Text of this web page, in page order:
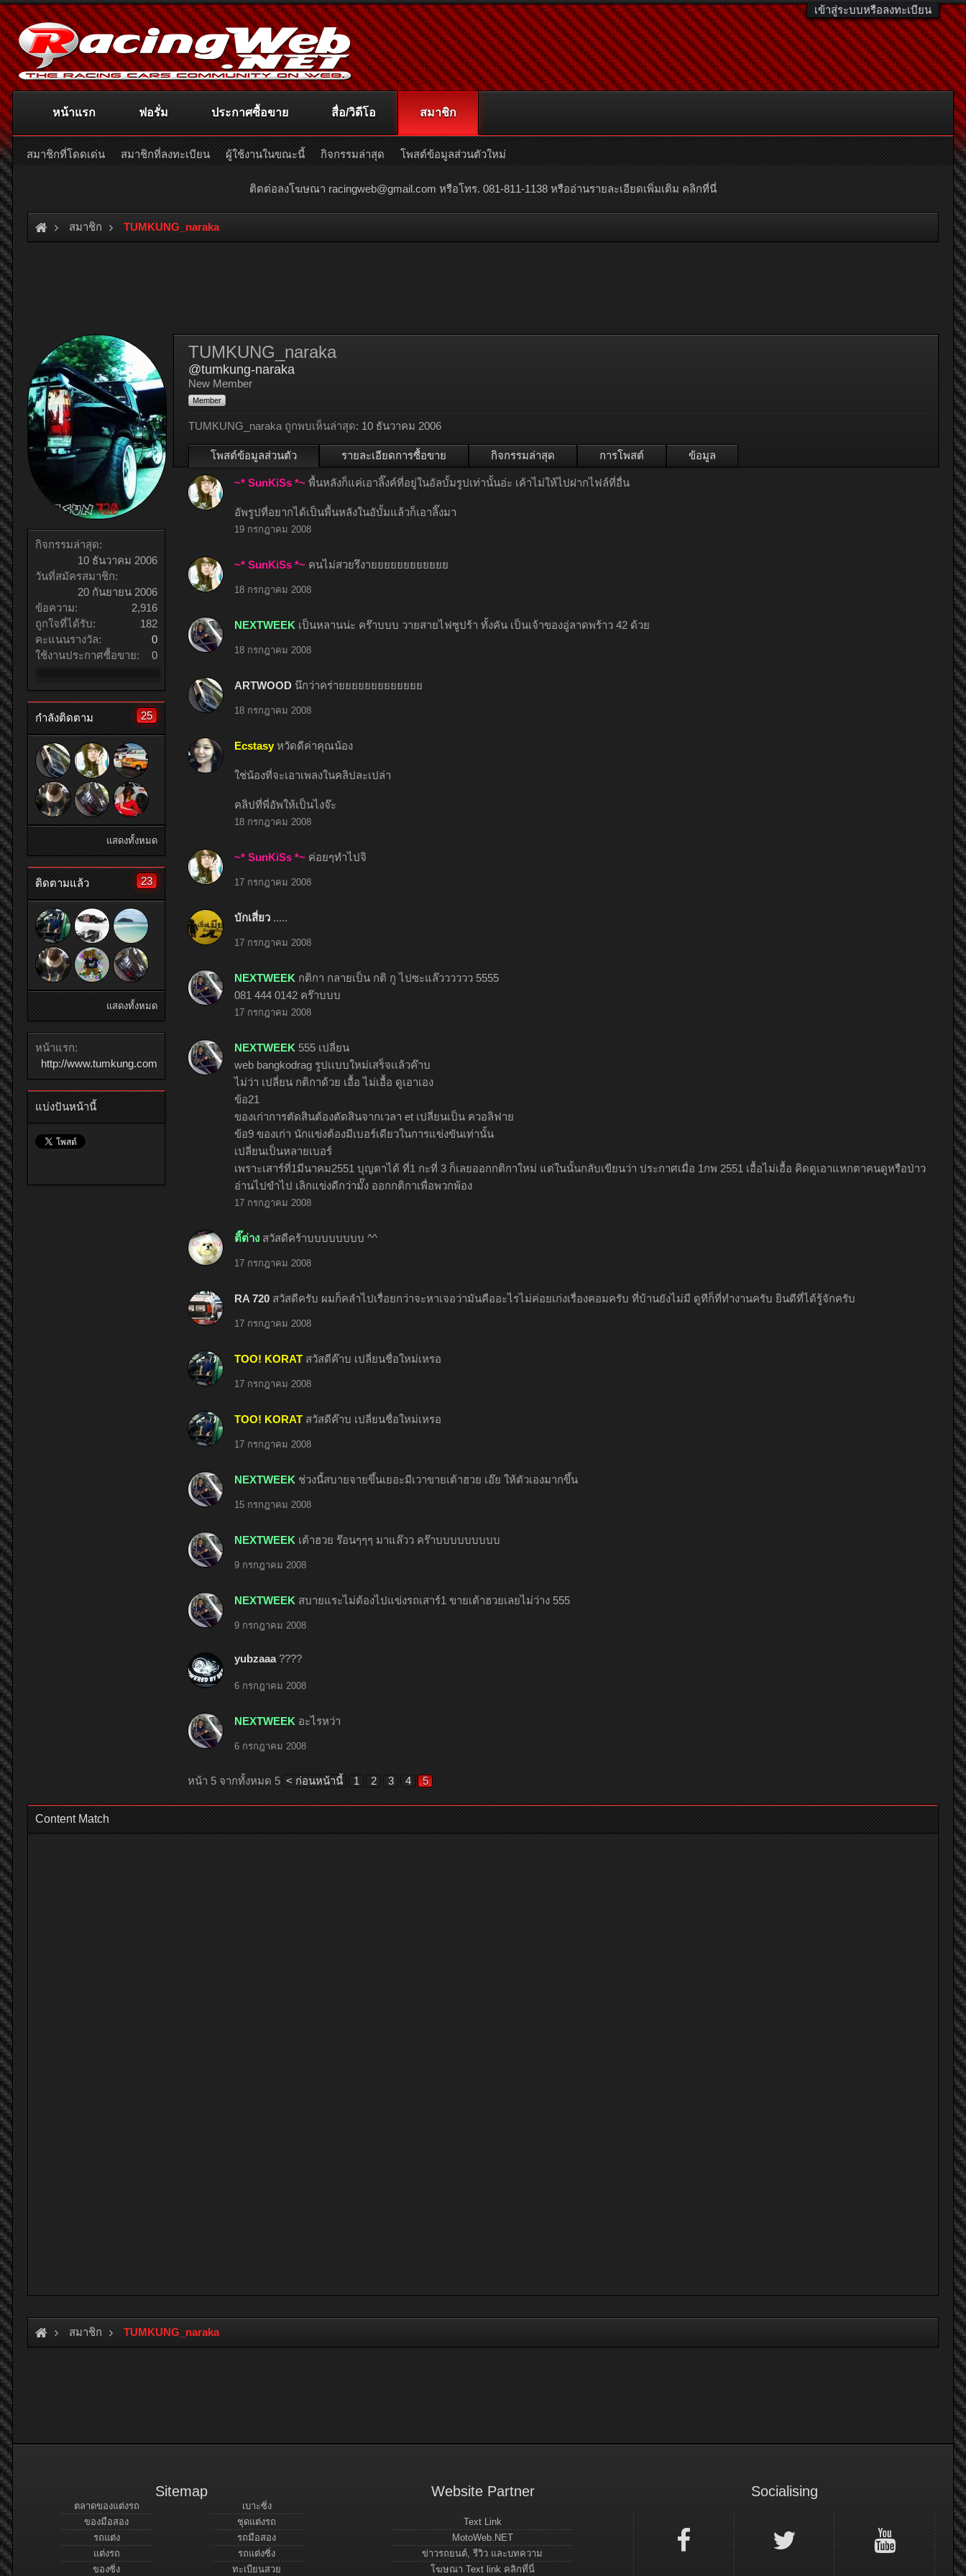
เข้าสู่ระบบหรือลงทะเบียน
ติดต่อลงโฆษณา racingweb@gmail.com หรือโทร. 081-811-1138 หรืออ่านรายละเอียดเพิ่มเติม คลิกที่นี่
สมาชิก TUMKUNG_naraka
กิจกรรมล่าสุด:
10 ธันวาคม 2006
วันที่สมัครสมาชิก:
20 กันยายน 2006
ข้อความ:
2,916
ถูกใจที่ได้รับ:
182
คะแนนรางวัล:
0
ใช้งานประกาศซื้อขาย:
0
กำลังติดตาม 25
แสดงทั้งหมด
ติดตามแล้ว 23
แสดงทั้งหมด
หน้าแรก:
http://www.tumkung.com
แบ่งปันหน้านี้
TUMKUNG_naraka
@tumkung-naraka
New Member
Member
TUMKUNG_naraka ถูกพบเห็นล่าสุด: 10 ธันวาคม 2006
โพสต์ข้อมูลส่วนตัว รายละเอียดการซื้อขาย กิจกรรมล่าสุด การโพสต์ ข้อมูล
~* SunKiSs *~ พื้นหลังก็แค่เอาลิ๊งค์ที่อยู่ในอัลบั้มรูปเท่านั้นอ่ะ เค้าไม่ให้ไปฝากไฟล์ที่อื่น
อัพรูปที่อยากได้เป็นพื้นหลังในอับั้มแล้วก็เอาลิ๊งมา
19 กรกฎาคม 2008
~* SunKiSs *~ คนไม่สวยรึงายยยยยยยยยยยย
18 กรกฎาคม 2008
NEXTWEEK เป็นหลานน่ะ คร๊าบบบ วายสายไฟซูปร้า ทั้งคัน เป็นเจ้าของอู่ลาดพร้าว 42 ด้วย
18 กรกฎาคม 2008
ARTWOOD นึกว่าคร่ายยยยยยยยยยยยย
18 กรกฎาคม 2008
Ecstasy หวัดดีค่าคุณน้อง
ใช่น้องที่จะเอาเพลงในคลิปละเปล่า
คลิปที่พี่อัพให้เป็นไงจ๊ะ
18 กรกฎาคม 2008
~* SunKiSs *~ ค่อยๆทำไปจิ
17 กรกฎาคม 2008
บักเสี่ยว .....
17 กรกฎาคม 2008
NEXTWEEK กติกา กลายเป็น กติ กู ไปซะแล๊วววววว 5555
081 444 0142 คร๊าบบบ
17 กรกฎาคม 2008
NEXTWEEK 555 เปลี่ยน
web bangkodrag รูปเเบบใหม่เสร็จเเล้วค๊าบ
ไม่ว่า เปลี่ยน กติกาด้วย เอื้อ ไม่เอื้อ ดูเอาเอง
ข้อ21
ของเก่าการตัดสินต้องตัดสินจากเวลา et เปลี่ยนเป็น ควอลิฟาย
ข้อ9 ของเก่า นักแข่งต้องมีเบอร์เดียวในการแข่งขันเท่านั้น
เปลี่ยนเป็นหลายเบอร์
เพราะเสาร์ที่1มีนาคม2551 บุญตาได้ ที่1 กะที่ 3 ก็เลยออกกติกาใหม่ แต่ในนั้นกลับเขียนว่า ประกาศเมื่อ 1กพ 2551 เอื้อไม่เอื้อ คิดดูเอาแหกตาคนดูหรือป่าว
อ่านไปขำไป เลิกแข่งดีกว่ามั๊ง ออกกติกาเพื่อพวกพ้อง
17 กรกฎาคม 2008
ติ๊ต่าง สวัสดีคร้าบบบบบบบบ ^^
17 กรกฎาคม 2008
RA 720 สวัสดีครับ ผมก็คลำไปเรื่อยกว่าจะหาเจอว่ามันคืออะไรไม่ค่อยเก่งเรื่องคอมครับ ที่บ้านยังไม่มี ดูทีก็ที่ทำงานครับ ยินดีที่ได้รู้จักครับ
17 กรกฎาคม 2008
TOO! KORAT สวัสดีค๊าบ เปลี่ยนชื่อใหม่เหรอ
17 กรกฎาคม 2008
TOO! KORAT สวัสดีค๊าบ เปลี่ยนชื่อใหม่เหรอ
17 กรกฎาคม 2008
NEXTWEEK ช่วงนี้สบายจายขึ้นเยอะมีเวาขายเต้าฮวย เอ๊ย ให้ตัวเองมากขึ้น
15 กรกฎาคม 2008
NEXTWEEK เต้าฮวย ร๊อนๆๆๆ มาแล๊วว คร๊าบบบบบบบบบ
9 กรกฎาคม 2008
NEXTWEEK สบายแระไม่ต้องไปแข่งรถเสาร์1 ขายเต้าฮวยเลยไม่ว่าง 555
9 กรกฎาคม 2008
yubzaaa ????
6 กรกฎาคม 2008
NEXTWEEK อะไรหว่า
6 กรกฎาคม 2008
หน้า 5 จากทั้งหมด 5 < ก่อนหน้านี้ 1 2 3 4 5
Content Match
สมาชิก TUMKUNG_naraka
หน้าแรก ฟอรั่ม ประกาศซื้อขาย สื่อ/วิดีโอ สมาชิก
สมาชิกที่โดดเด่น สมาชิกที่ลงทะเบียน ผู้ใช้งานในขณะนี้ กิจกรรมล่าสุด โพสต์ข้อมูลส่วนตัวใหม่
Sitemap
ตลาดของแต่งรถ
ของมือสอง
รถแต่ง
แต่งรถ
ของซิ่ง
เบาะซิ่ง
ชุดแต่งรถ
รถมือสอง
รถแต่งซิ่ง
ทะเบียนสวย
Website Partner
Text Link
MotoWeb.NET
ข่าวรถยนต์, รีวิว และบทความ
โฆษณา Text link คลิกที่นี่
Socialising